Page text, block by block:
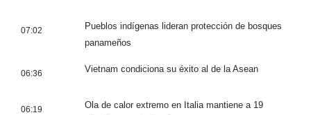
07:02
Pueblos indígenas lideran protección de bosques
panameños
06:36 Vietnam condiciona su éxito al de la Asean
06:19
Ola de calor extremo en Italia mantiene a 19